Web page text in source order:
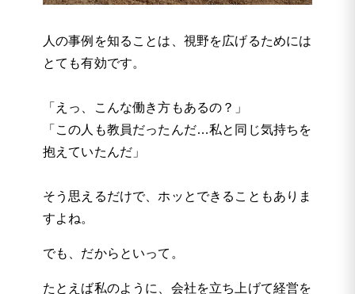
人の事例を知ることは、視野を広げるためには
とても有効です。
「えっ、こんな働き方もあるの？」
「この人も教員だったんだ…私と同じ気持ちを
抱えていたんだ」
そう思えるだけで、ホッとできることもありま
すよね。
でも、だからといって。
たとえば私のように、会社を立ち上げて経営を